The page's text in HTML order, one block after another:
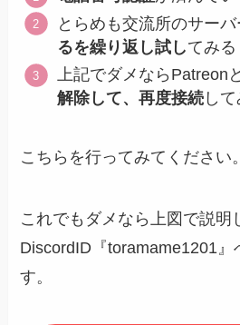
とらめも交流所のサーバ
るを繰り返し試してみる
上記でダメならPatreonと
解除して、再度接続して
こちらを行ってみてください。
これでもダメなら上図で説明
DiscordID『toramame1201』
す。